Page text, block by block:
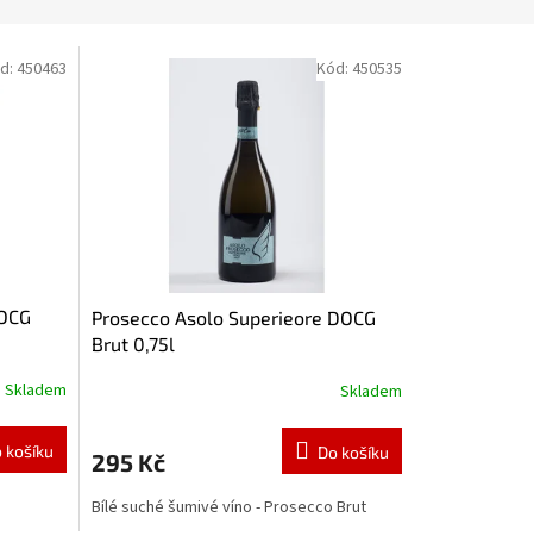
Skladem
košíku
450463
Prosecco Asolo Superieore DOCG
Brut 0,75l
Skladem
295 Kč Do košíku
Bílé suché šumivé víno - Prosecco Brut
Kód: 450535